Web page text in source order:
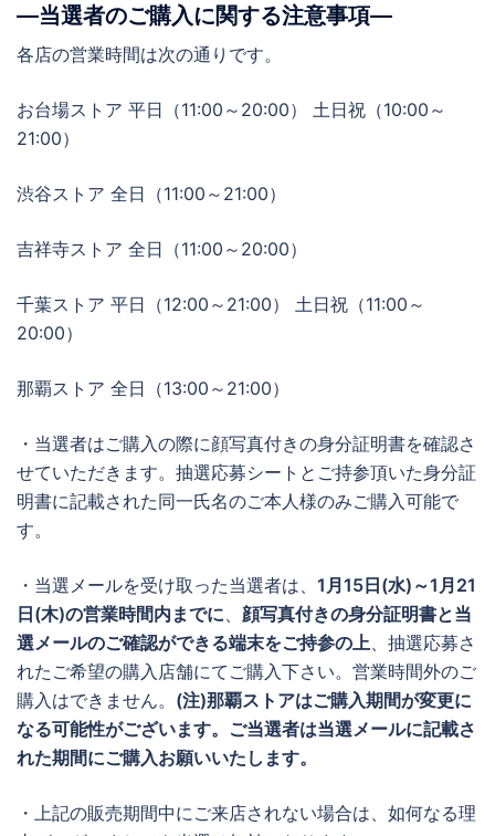
―当選者のご購入に関する注意事項―
各店の営業時間は次の通りです。
お台場ストア 平日（11:00～20:00） 土日祝（10:00～
21:00）
渋谷ストア 全日（11:00～21:00）
吉祥寺ストア 全日（11:00～20:00）
千葉ストア 平日（12:00～21:00） 土日祝（11:00～
20:00）
那覇ストア 全日（13:00～21:00）
・当選者はご購入の際に顔写真付きの身分証明書を確認さ
せていただきます。抽選応募シートとご持参頂いた身分証
明書に記載された同一氏名のご本人様のみご購入可能で
す。
・当選メールを受け取った当選者は、 1月15日(水)～1月21
日(木)の営業時間内までに
顔写真付きの身分証明書と当
選メールのご確認ができる端末をご持参の上 、抽選応募さ
れたご希望の購入店舗にてご購入下さい。営業時間外のご
購入はできません。 (注)那覇ストアはご購入期間が変更に
なる可能性がございます。ご当選者は当選メールに記載さ
れた期間にご購入お願いいたします。
・上記の販売期間中にご来店されない場合は、如何なる理